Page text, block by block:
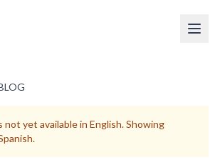
not yet available in English. Showing